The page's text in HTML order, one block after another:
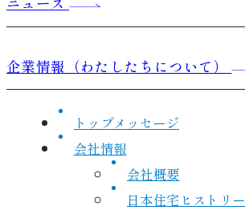
企業情報（わたしたちについて）
トップメッセージ
会社情報
会社概要
日本住宅ヒストリー